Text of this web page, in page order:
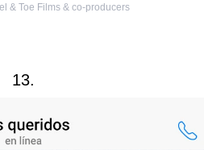
& Toe Films & co-producers
13.